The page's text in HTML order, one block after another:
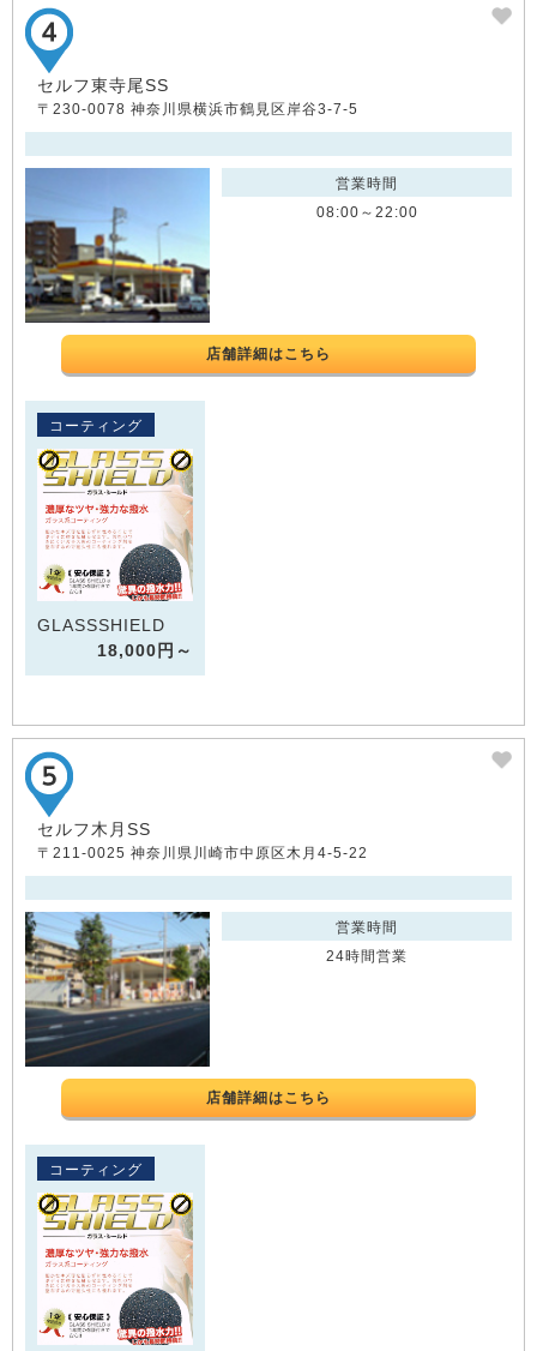
セルフ東寺尾SS
〒230-0078 神奈川県横浜市鶴見区岸谷3-7-5
営業時間
08:00～22:00
店舗詳細はこちら
コーティング
GLASSSHIELD
18,000円～
セルフ木月SS
〒211-0025 神奈川県川崎市中原区木月4-5-22
営業時間
24時間営業
店舗詳細はこちら
コーティング